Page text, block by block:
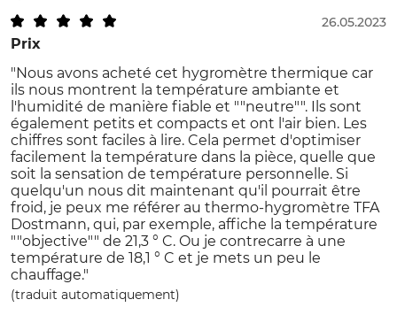
Prix
26.05.2023
"Nous avons acheté cet hygromètre thermique car
ils nous montrent la température ambiante et
l'humidité de manière fiable et ""neutre"". Ils sont
également petits et compacts et ont l'air bien. Les
chiffres sont faciles à lire. Cela permet d'optimiser
facilement la température dans la pièce, quelle que
soit la sensation de température personnelle. Si
quelqu'un nous dit maintenant qu'il pourrait être
froid, je peux me référer au thermo-hygromètre TFA
Dostmann, qui, par exemple, affiche la température
""objective"" de 21,3 ° C. Ou je contrecarre à une
température de 18,1 ° C et je mets un peu le
chauffage."
(traduit automatiquement)